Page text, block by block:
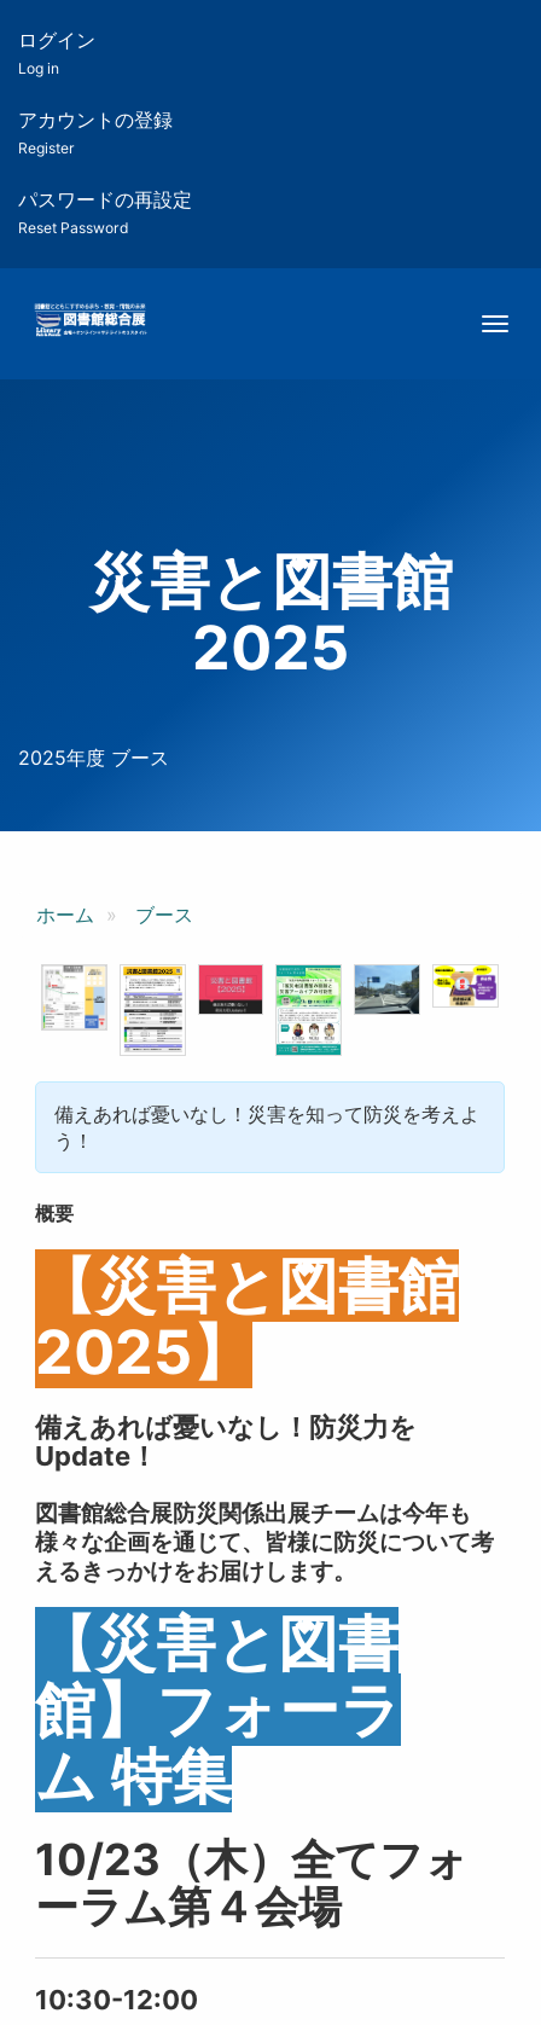
ツ
匿
名
ユ
ー
ー
用
メ
ログイン
Log in
アカウントの登録
Register
パスワードの再設定
Reset Password
災害と図書館
2025
2025年度 ブース
ホーム ブース
備えあれば憂いなし！災害を知って防災を考えよ
う！
概要
【災害と図書館
2025】
備えあれば憂いなし！防災力を
Update！
図書館総合展防災関係出展チームは今年も
様々な企画を通じて、皆様に防災について考
えるきっかけをお届けします。
【災害と図書
館】フォーラ
ム 特集
10/23（木）全てフォ
ーラム第４会場
10:30-12:00